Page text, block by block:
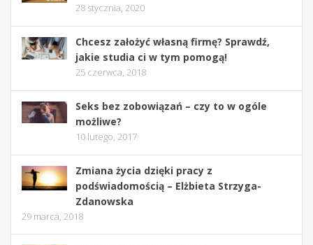
28 stycznia, 2020
Chcesz założyć własną firmę? Sprawdź,
jakie studia ci w tym pomogą!
25 czerwca, 2018
Seks bez zobowiązań – czy to w ogóle
możliwe?
10 lutego, 2017
Zmiana życia dzięki pracy z
podświadomością – Elżbieta Strzyga-
Zdanowska
29 marca, 2018